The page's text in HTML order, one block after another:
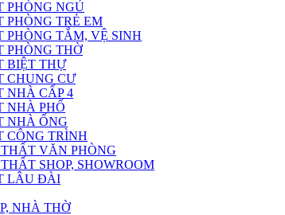
PHÒNG NGỦ
TRẺ EM
PHÒNG TẮM, VỆ SINH
PHÒNG THỜ
BIỆT THỰ
CHUNG CƯ
NHÀ CẤP 4
NHÀ PHỐ
NHÀ ỐNG
CÔNG TRÌNH
VĂN PHÒNG
SHOP, SHOWROOM
LÂU ĐÀI
NHÀ THỜ